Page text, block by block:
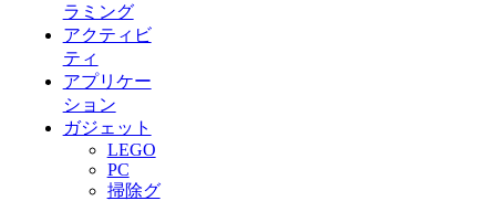
ラミング
アクティビ
ティ
アプリケー
ション
ガジェット
LEGO
PC
掃除グ